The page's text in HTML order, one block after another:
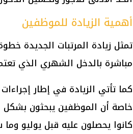
أهمية الزيادة للموظفين
تمثل زيادة المرتبات الجديدة
مباشرة بالدخل الشهري الذي
كما تأتي الزيادة في إطار
خاصة أن الموظفين يبحثون بشكل
كانوا يحصلون عليه قبل يوليو